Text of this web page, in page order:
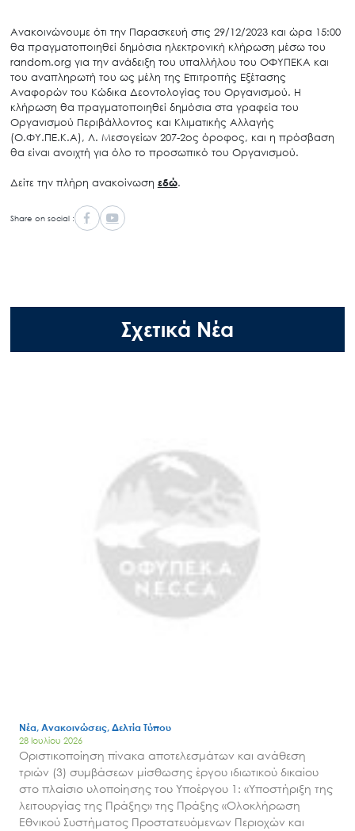
Ανακοινώνουμε ότι την Παρασκευή στις 29/12/2023 και ώρα 15:00
θα πραγματοποιηθεί δημόσια ηλεκτρονική κλήρωση μέσω του
random.org για την ανάδειξη του υπαλλήλου του ΟΦΥΠΕΚΑ και
του αναπληρωτή του ως μέλη της Επιτροπής Εξέτασης
Αναφορών του Κώδικα Δεοντολογίας του Οργανισμού. Η
κλήρωση θα πραγματοποιηθεί δημόσια στα γραφεία του
Οργανισμού Περιβάλλοντος και Κλιματικής Αλλαγής
(Ο.ΦΥ.ΠΕ.Κ.Α), Λ. Μεσογείων 207-2ος όροφος, και η πρόσβαση
θα είναι ανοιχτή για όλο το προσωπικό του Οργανισμού.
Δείτε την πλήρη ανακοίνωση εδώ.
Share on social :
Σχετικά Νέα
Νέα, Ανακοινώσεις, Δελτία Τύπου
28 Ιουλίου 2026
Οριστικοποίηση πίνακα αποτελεσμάτων και ανάθεση
τριών (3) συμβάσεων μίσθωσης έργου ιδιωτικού δικαίου
στο πλαίσιο υλοποίησης του Υποέργου 1: «Υποστήριξη της
λειτουργίας της Πράξης» της Πράξης «Ολοκλήρωση
Εθνικού Συστήματος Προστατευόμενων Περιοχών και